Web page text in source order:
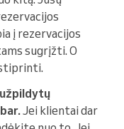
į rezervacijos
sugrįžti. O
Jei klientai dar